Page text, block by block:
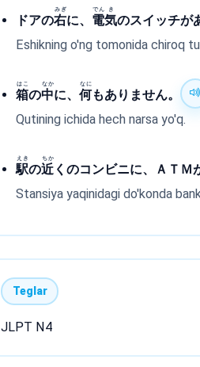
ドアの右
みぎ
に、 電
でん
気
き
のスイッチが
Eshikning o'ng tomonida chiroq
箱
はこ
の中
なか
に、何
なに
もありません。
Qutining ichida hech narsa yo'q.
駅
えき
の近
ちか
くのコンビニに、ＡＴ
Stansiya yaqinidagi do'konda
Teglar
JLPT N4